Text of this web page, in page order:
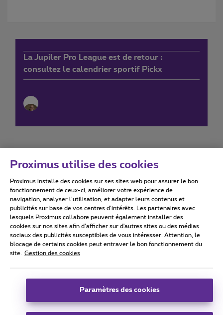
La Jupiler Pro League est de retour :
consultez le calendrier sportif Pickx
Conditions d'utilisation Accessibility statement
Tous droits réservés. © 2026
Conditions générales, info consommateur
Coordonnées de l’entreprise
Boulevard du Roi Albert II 27 - B-1030 Bruxelles.
Proximus utilise des cookies
Proximus installe des cookies sur ses sites web pour assurer le bon
fonctionnement de ceux-ci, améliorer votre expérience de
navigation, analyser l’utilisation, et adapter leurs contenus et
publicités sur base de vos centres d’intérêts. Les partenaires avec
lesquels Proximus collabore peuvent également installer des
cookies sur nos sites afin d’afficher sur d'autres sites ou des médias
sociaux des publicités susceptibles de vous intéresser. Attention, le
blocage de certains cookies peut entraver le bon fonctionnement du
site.
Gestion des cookies
Paramètres des cookies